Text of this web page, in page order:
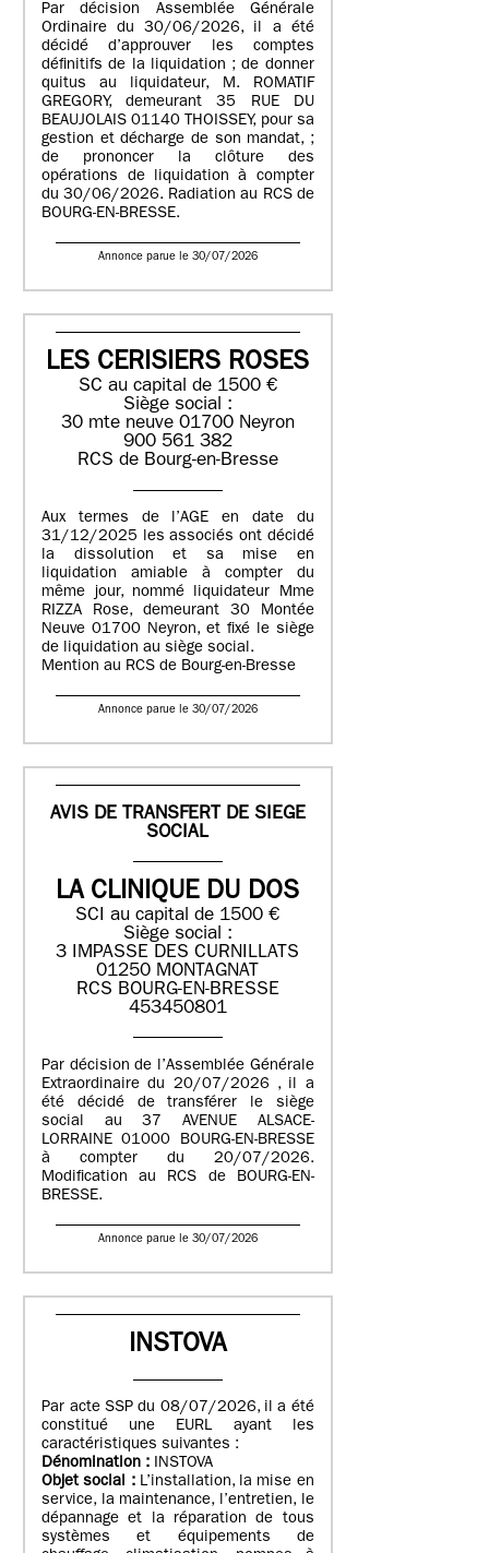
Par décision Assemblée Générale
Ordinaire du 30/06/2026, il a été
décidé d’approuver les comptes
définitifs de la liquidation ; de donner
quitus au liquidateur, M. ROMATIF
GREGORY, demeurant 35 RUE DU
BEAUJOLAIS 01140 THOISSEY, pour sa
gestion et décharge de son mandat, ;
de prononcer la clôture des
opérations de liquidation à compter
du 30/06/2026. Radiation au RCS de
BOURG-EN-BRESSE.
Annonce parue le 30/07/2026
LES CERISIERS ROSES
SC au capital de 1500 €
Siège social :
30 mte neuve 01700 Neyron
900 561 382
RCS de Bourg-en-Bresse
Aux termes de l’AGE en date du
31/12/2025 les associés ont décidé
la dissolution et sa mise en
liquidation amiable à compter du
même jour, nommé liquidateur Mme
RIZZA Rose, demeurant 30 Montée
Neuve 01700 Neyron, et fixé le siège
de liquidation au siège social.
Mention au RCS de Bourg-en-Bresse
Annonce parue le 30/07/2026
AVIS DE TRANSFERT DE SIEGE
SOCIAL
LA CLINIQUE DU DOS
SCI au capital de 1500 €
Siège social :
3 IMPASSE DES CURNILLATS
01250 MONTAGNAT
RCS BOURG-EN-BRESSE
453450801
Par décision de l’Assemblée Générale
Extraordinaire du 20/07/2026 , il a
été décidé de transférer le siège
social au 37 AVENUE ALSACE-
LORRAINE 01000 BOURG-EN-BRESSE
à compter du 20/07/2026.
Modification au RCS de BOURG-EN-
BRESSE.
Annonce parue le 30/07/2026
INSTOVA
Par acte SSP du 08/07/2026, il a été
constitué une EURL ayant les
caractéristiques suivantes :
Dénomination : INSTOVA
Objet social :L’installation, la mise en
service, la maintenance, l’entretien, le
dépannage et la réparation de tous
systèmes et équipements de